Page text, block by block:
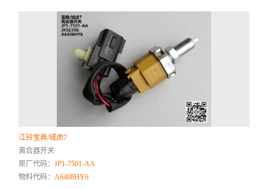
江铃宝典/域虎7
离合器开关
原厂代码：JP1-7501-AA
物料代码： A6408HY6